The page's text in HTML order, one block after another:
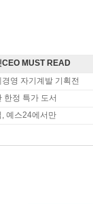
CEO MUST READ
경영 자기계발 기획전
한정 특가 도서
, 예스24에서만